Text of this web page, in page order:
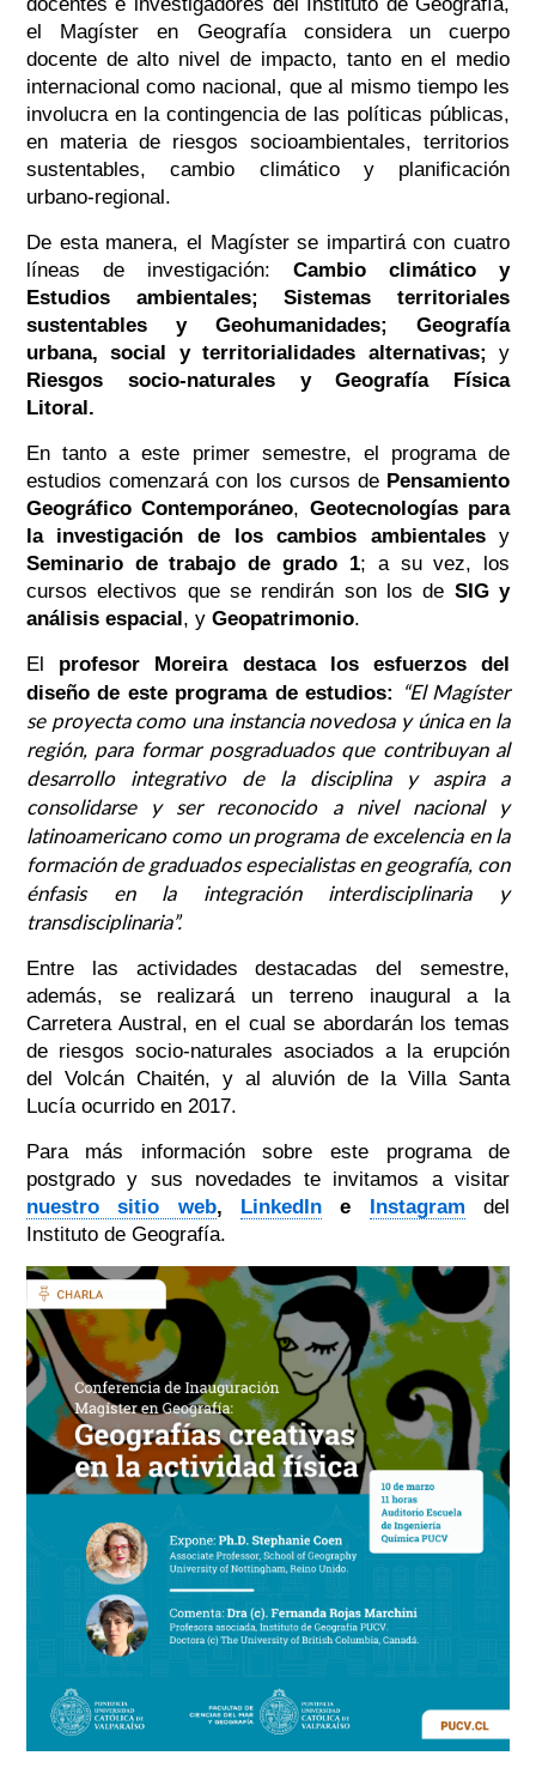
docentes e investigadores del Instituto de Geografía,
el Magíster en Geografía considera un cuerpo
docente de alto nivel de impacto, tanto en el medio
internacional como nacional, que al mismo tiempo les
involucra en la contingencia de las políticas públicas,
en materia de riesgos socioambientales, territorios
sustentables, cambio climático y planificación
urbano-regional.
De esta manera, el Magíster se impartirá con cuatro
líneas de investigación:Cambio climático y
Estudios ambientales; Sistemas territoriales
sustentables y Geohumanidades; Geografía
urbana, social y territorialidades alternativas; y
Riesgos socio-naturales y Geografía Física
Litoral.
En tanto a este primer semestre, el programa de
estudios comenzará con los cursos de Pensamiento
Geográfico Contemporáneo, Geotecnologías para
la investigación de los cambios ambientalesy
Seminario de trabajo de grado 1; a su vez, los
cursos electivos que se rendirán son los de SIG y
análisis espacial , y Geopatrimonio.
El profesor Moreira destaca los esfuerzos del
diseño de este programa de estudios:
“El Magíster
se proyecta como una instancia novedosa y única en la
región, para formar posgraduados que contribuyan al
desarrollo integrativo de la disciplina y aspira a
consolidarse y ser reconocido a nivel nacional y
latinoamericano como un programa de excelencia en la
formación de graduados especialistas en geografía, con
énfasis en la integración interdisciplinaria y
transdisciplinaria”.
Entre las actividades destacadas del semestre,
además, se realizará un terreno inaugural a la
Carretera Austral, en el cual se abordarán los temas
de riesgos socio-naturales asociados a la erupción
del Volcán Chaitén, y al aluvión de la Villa Santa
Lucía ocurrido en 2017.
Para más información sobre este programa de
postgrado y sus novedades te invitamos a visitar
nuestro sitio web, LinkedIn e Instagram del
Instituto de Geografía.